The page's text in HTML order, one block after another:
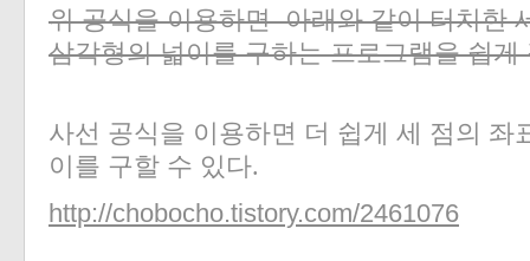
위 공식을 이용하면 아래와 같이 터치한
삼각형의 넓이를 구하는 프로그램을 쉽게
사선 공식을 이용하면 더 쉽게 세 점의 좌
이를 구할 수 있다.
http://chobocho.tistory.com/2461076